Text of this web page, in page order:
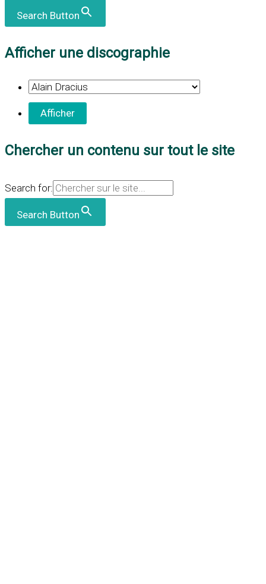
Search Button
Afficher une discographie
Chercher un contenu sur tout le site
Search for:
Search Button